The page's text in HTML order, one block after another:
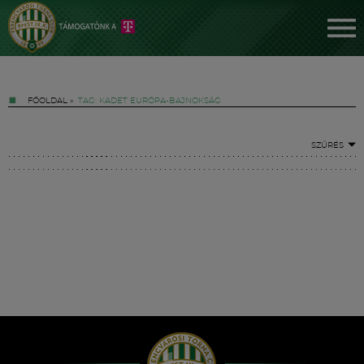
FŐOLDAL » TAG: KADET EURÓPA-BAJNOKSÁG
SZŰRÉS
Hírek